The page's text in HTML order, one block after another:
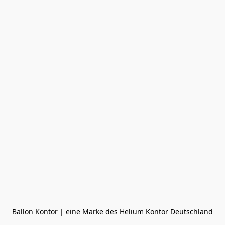
Ballon Kontor | eine Marke des Helium Kontor Deutschland